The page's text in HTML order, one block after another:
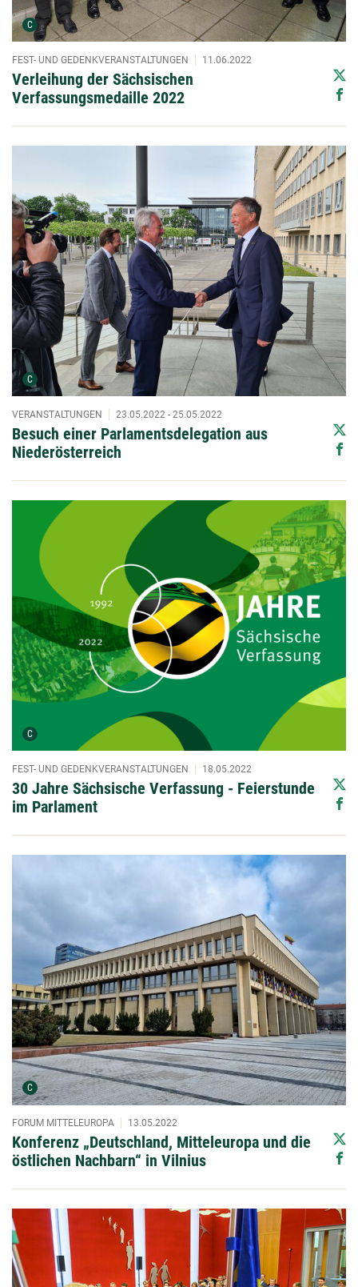
C Urheber der Grafik:
Verleihung der Sächsischen
Verfassungsmedaille 2022
FEST- UND GEDENKVERANSTALTUNGEN 11.06.2022
C Urheber der Grafik:
Besuch einer Parlamentsdelegation aus
Niederösterreich
VERANSTALTUNGEN 23.05.2022 - 25.05.2022
C Urheber der Grafik:
30 Jahre Sächsische Verfassung - Feierstunde
im Parlament
FEST- UND GEDENKVERANSTALTUNGEN 18.05.2022
C Urheber der Grafik:
Konferenz „Deutschland, Mitteleuropa und die
östlichen Nachbarn“ in Vilnius
FORUM MITTELEUROPA 13.05.2022